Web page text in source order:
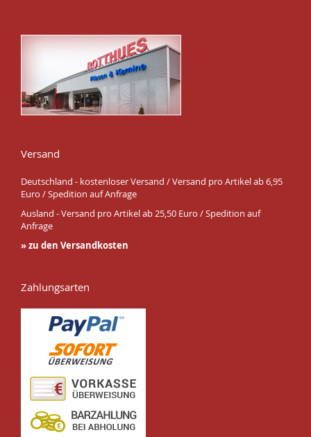
Versand
Deutschland - kostenloser Versand / Versand pro Artikel ab 6,95
Euro / Spedition auf Anfrage
Ausland - Versand pro Artikel ab 25,50 Euro / Spedition auf
Anfrage
» zu den Versandkosten
Zahlungsarten